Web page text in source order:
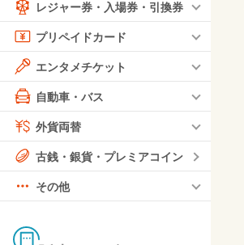
レジャー券・入場券・引換券
プリペイドカード
エンタメチケット
自動車・バス
外貨両替
古銭・銀貨・プレミアコイン
その他